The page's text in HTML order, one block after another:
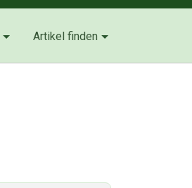
Artikel finden